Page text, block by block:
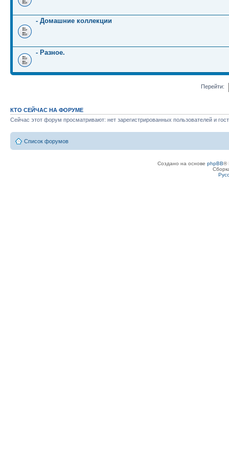
- Домашние коллекции
- Разное.
Перейти:
КТО СЕЙЧАС НА ФОРУМЕ
Сейчас этот форум просматривают: нет зарегистрированных пользователей и
Список форумов
Создано на основе phpBB®